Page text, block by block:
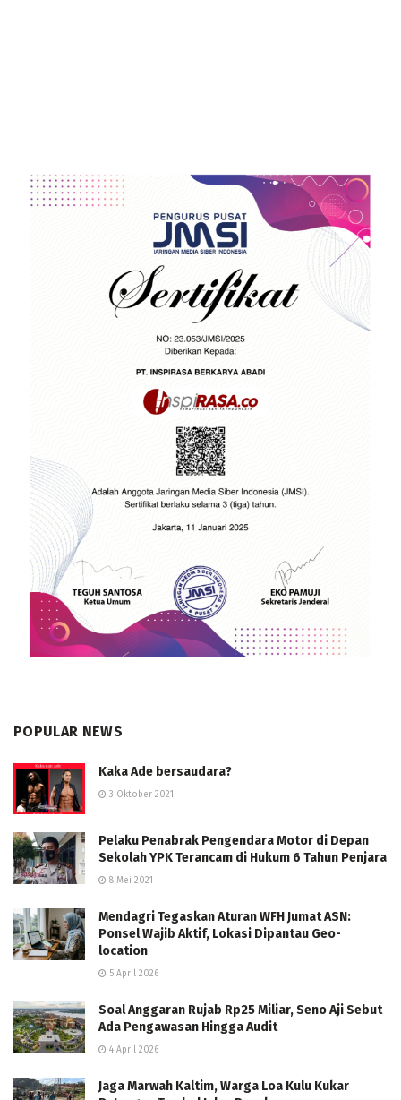
POPULAR NEWS
Kaka Ade bersaudara?
3 Oktober 2021
Pelaku Penabrak Pengendara Motor di Depan
Sekolah YPK Terancam di Hukum 6 Tahun Penjara
8 Mei 2021
Mendagri Tegaskan Aturan WFH Jumat ASN:
Ponsel Wajib Aktif, Lokasi Dipantau Geo-
location
5 April 2026
Soal Anggaran Rujab Rp25 Miliar, Seno Aji Sebut
Ada Pengawasan Hingga Audit
4 April 2026
Jaga Marwah Kaltim, Warga Loa Kulu Kukar